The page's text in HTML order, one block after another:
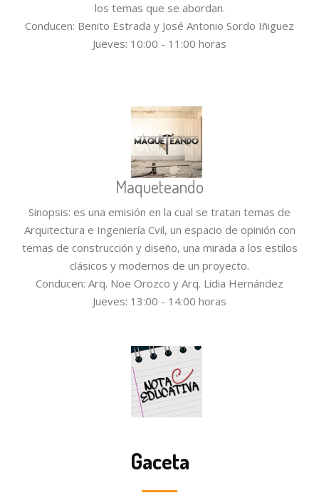
los temas que se abordan.
Conducen: Benito Estrada y José Antonio Sordo Iñiguez
Jueves: 10:00 - 11:00 horas
Maqueteando
Sinopsis: es una emisión en la cual se tratan temas de
Arquitectura e Ingeniería Cvil, un espacio de opinión con
temas de construcción y diseño, una mirada a los estilos
clásicos y modernos de un proyecto.
Conducen: Arq. Noe Orozco y Arq. Lidia Hernández
Jueves: 13:00 - 14:00 horas
Gaceta